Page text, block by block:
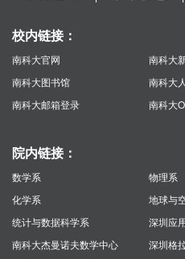
校内链接：
南科大官网
南科大
南科大图书馆
南科大
南科大邮箱登录
南科大
院内链接：
数学系
物理系
化学系
地球与
统计与数据科学系
深圳应
南科大杰曼诺夫数学中心
深圳格